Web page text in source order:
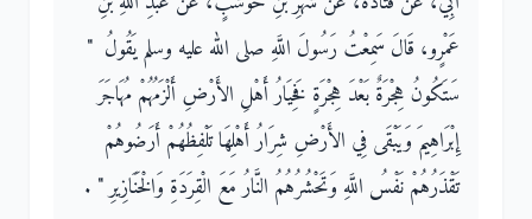
عَمْرٍو، قَالَ سَمِعْتُ رَسُولَ اللَّهِ صلى الله عليه وسلم يَقُولُ ‏ "‏
سَتَكُونُ هِجْرَةٌ بَعْدَ هِجْرَةٍ فَخِيَارُ أَهْلِ الأَرْضِ أَلْزَمُهُمْ مُهَاجَرَ
إِبْرَاهِيمَ وَيَبْقَى فِي الأَرْضِ شِرَارُ أَهْلِهَا تَلْفِظُهُمْ أَرَضُوهُمْ
تَقْذَرُهُمْ نَفْسُ اللَّهِ وَتَحْشُرُهُمُ النَّارُ مَعَ الْقِرَدَةِ وَالْخَنَازِيرِ ‏"‏ ‏.‏